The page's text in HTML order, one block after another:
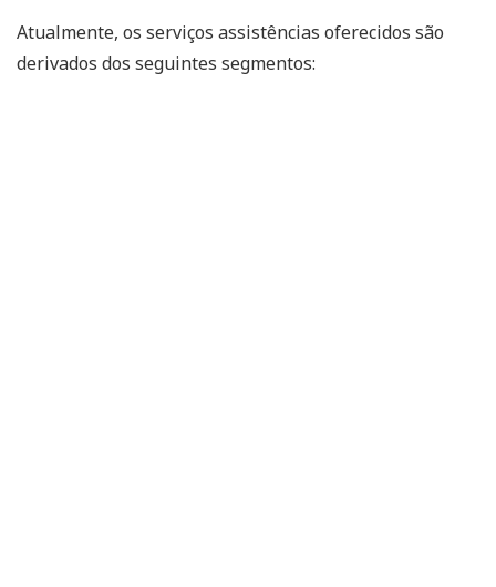
Atualmente, os serviços assistências oferecidos são
derivados dos seguintes segmentos: